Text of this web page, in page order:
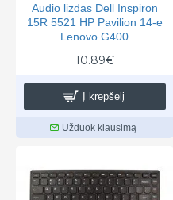
Audio lizdas Dell Inspiron
15R 5521 HP Pavilion 14-e
Lenovo G400
10.89€
Į krepšelį
Užduok klausimą